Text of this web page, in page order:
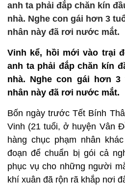
anh ta phải đắp chăn kín
nhà. Nghe con gái hơn 3
nhân này đã rơi nước mắt.
Vinh kể, hồi mới vào trại
anh ta phải đắp chăn kín
nhà. Nghe con gái hơn 3
nhân này đã rơi nước mắt.
Bốn ngày trước Tết Bính
Vinh (21 tuổi, ở huyện Vân
hàng chục phạm nhân
đoạn để chuẩn bị gói cả
phục vụ cho những người
khí xuân đã rộn rã khắp nơi